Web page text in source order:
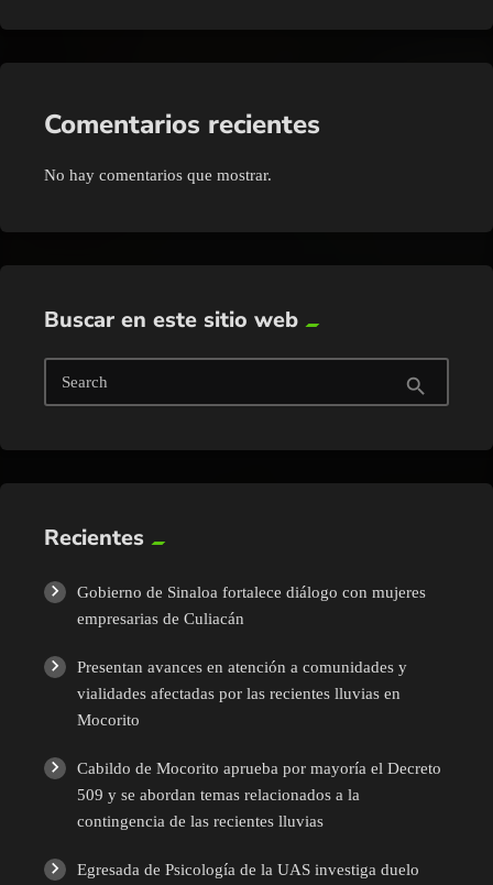
Comentarios recientes
No hay comentarios que mostrar.
Buscar en este sitio web
Search search
Recientes
Gobierno de Sinaloa fortalece diálogo con mujeres
empresarias de Culiacán
Presentan avances en atención a comunidades y
vialidades afectadas por las recientes lluvias en
Mocorito
Cabildo de Mocorito aprueba por mayoría el Decreto
509 y se abordan temas relacionados a la
contingencia de las recientes lluvias
Egresada de Psicología de la UAS investiga duelo